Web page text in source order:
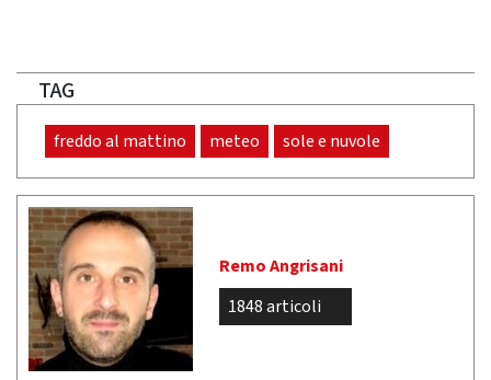
TAG
freddo al mattino meteo sole e nuvole
Remo Angrisani
1848 articoli